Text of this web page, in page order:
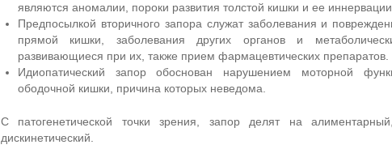
являются аномалии, пороки развития толстой кишки и ее иннервации.
Предпосылкой вторичного запора служат заболевания и
прямой кишки, заболевания других органов и
развивающиеся при их, также прием фармацевтических препаратов.
Идиопатический запор обоснован нарушением моторной
ободочной кишки, причина которых неведома.
С патогенетической точки зрения, запор делят на
дискинетический.